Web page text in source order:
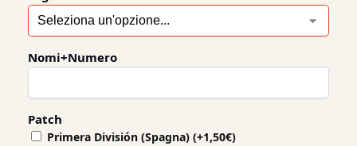
Nomi+Numero
Patch
Primera División (Spagna) (+1,50€)